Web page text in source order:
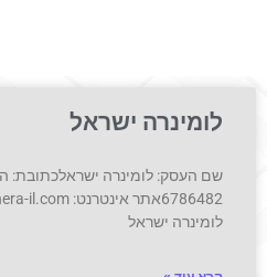
לומינרה ישראל
לומינרה ישראל